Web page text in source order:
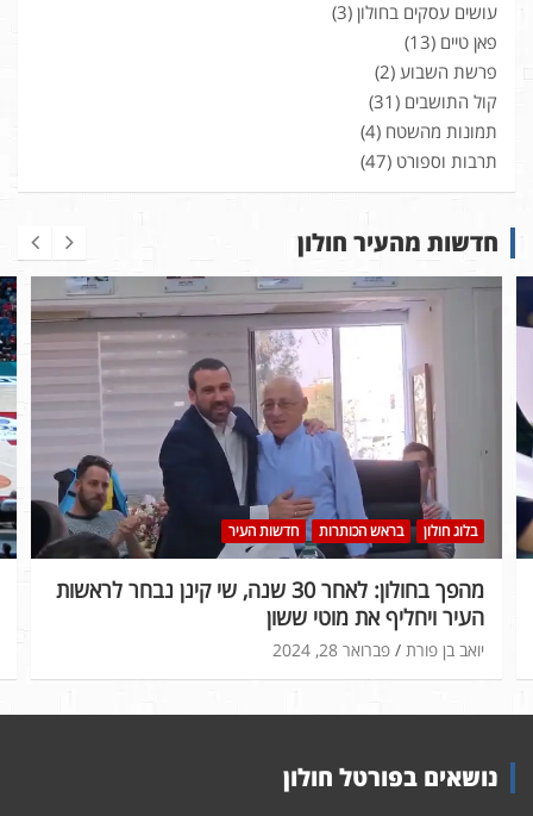
עושים עסקים בחולון (3)
פאן טיים (13)
פרשת השבוע (2)
קול התושבים (31)
תמונות מהשטח (4)
תרבות וספורט (47)
חדשות מהעיר חולון
בלוג חולון בראש הכותרות חדשות העיר
מהפך בחולון: לאחר 30 שנה, שי קינן נבחר לראשות
העיר ויחליף את מוטי ששון
פברואר 28, 2024 יואב בן פורת
נושאים בפורטל חולון